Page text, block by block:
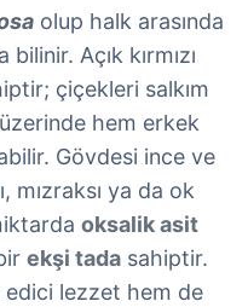
olup halk arasında
bilinir. Açık kırmızı
çiçekleri salkım
hem erkek
Gövdesi ince ve
mızraksı ya da ok
oksalik asit
ekşi tada sahiptir.
edici lezzet hem de